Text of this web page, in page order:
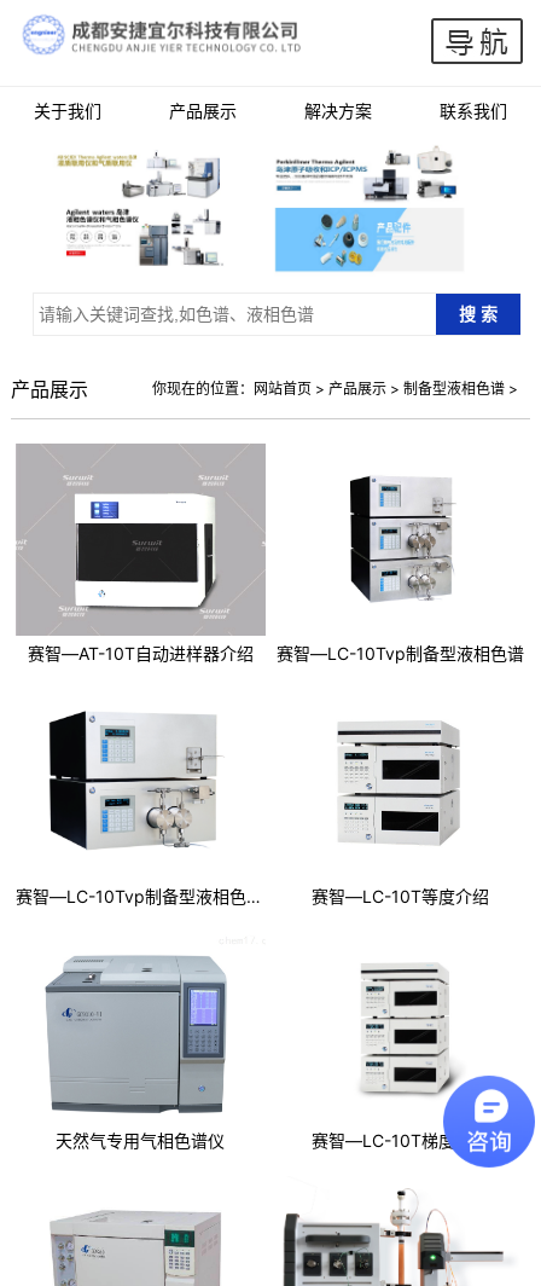
关于我们 产品展示 解决方案 联系我们
你现在的位置： 网站首页 >产品展示 >制备型液相色谱 >
产品展示
赛智—AT-10T自动进样器介绍 赛智—LC-10Tvp制备型液相色谱
赛智—LC-10Tvp制备型液相色谱仪等度 赛智—LC-10T等度介绍
天然气专用气相色谱仪 赛智—LC-10T梯度介绍